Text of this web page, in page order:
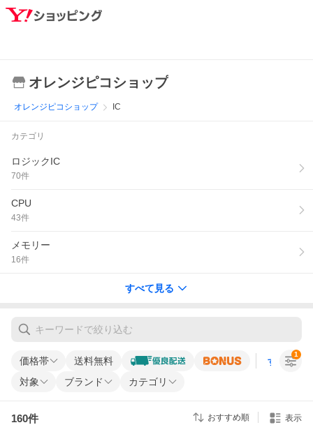
オレンジピコショップ
オレンジピコショップ IC
カテゴリ
ロジックIC
70件
CPU
43件
メモリー
16件
すべて見る
価格帯 送料無料 すべての条
対象 ブランド カテゴリ
1
160件 おすすめ順 表示